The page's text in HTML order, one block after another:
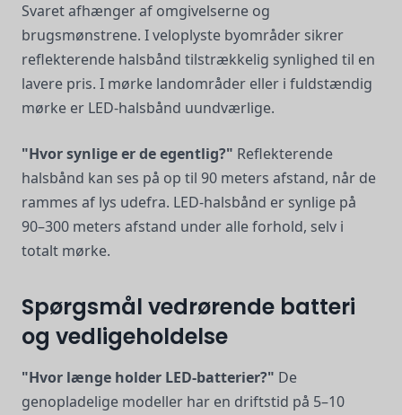
Svaret afhænger af omgivelserne og
brugsmønstrene. I veloplyste byområder sikrer
reflekterende halsbånd tilstrækkelig synlighed til en
lavere pris. I mørke landområder eller i fuldstændig
mørke er LED-halsbånd uundværlige.
"Hvor synlige er de egentlig?" Reflekterende
halsbånd kan ses på op til 90 meters afstand, når de
rammes af lys udefra. LED-halsbånd er synlige på
90–300 meters afstand under alle forhold, selv i
totalt mørke.
Spørgsmål vedrørende batteri
og vedligeholdelse
"Hvor længe holder LED-batterier?" De
genopladelige modeller har en driftstid på 5–10